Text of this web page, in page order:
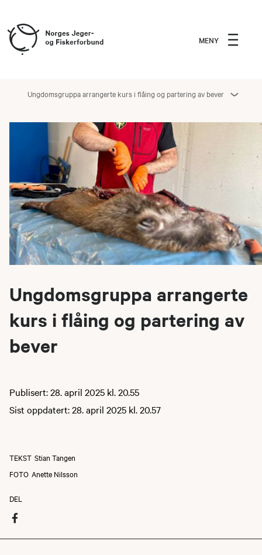
MENY
Ungdomsgruppa arrangerte kurs i flåing og partering av bever
Ungdomsgruppa arrangerte
kurs i flåing og partering av
bever
Publisert: 28. april 2025 kl. 20.55
Sist oppdatert: 28. april 2025 kl. 20.57
TEKST Stian Tangen
FOTO Anette Nilsson
DEL